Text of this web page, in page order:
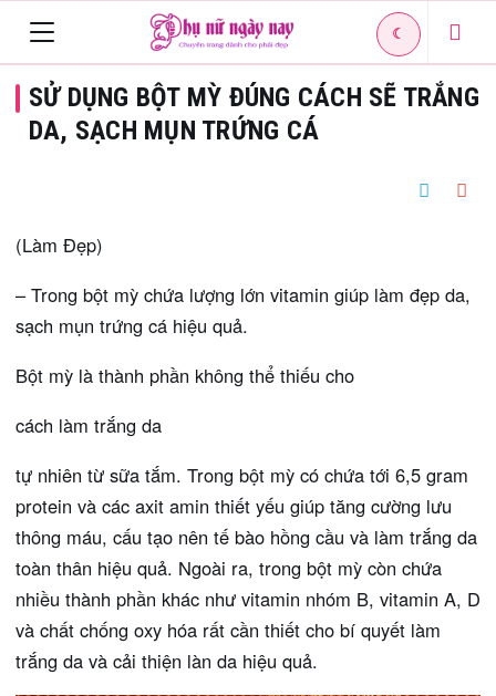
navigation
☾
SỬ DỤNG BỘT MỲ ĐÚNG CÁCH SẼ TRẮNG
DA, SẠCH MỤN TRỨNG CÁ
(Làm Đẹp)
– Trong bột mỳ chứa lượng lớn vitamin giúp làm đẹp da,
sạch mụn trứng cá hiệu quả.
Bột mỳ là thành phần không thể thiếu cho
cách làm trắng da
tự nhiên từ sữa tắm. Trong bột mỳ có chứa tới 6,5 gram
protein và các axit amin thiết yếu giúp tăng cường lưu
thông máu, cấu tạo nên tế bào hồng cầu và làm trắng da
toàn thân hiệu quả. Ngoài ra, trong bột mỳ còn chứa
nhiều thành phần khác như vitamin nhóm B, vitamin A, D
và chất chống oxy hóa rất cần thiết cho bí quyết làm
trắng da và cải thiện làn da hiệu quả.